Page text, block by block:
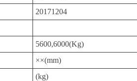
20171204
5600,6000(Kg)
××(mm)
(kg)